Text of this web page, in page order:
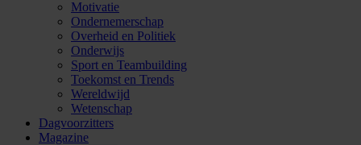
Motivatie
Ondernemerschap
Overheid en Politiek
Onderwijs
Sport en Teambuilding
Toekomst en Trends
Wereldwijd
Wetenschap
Dagvoorzitters
Magazine